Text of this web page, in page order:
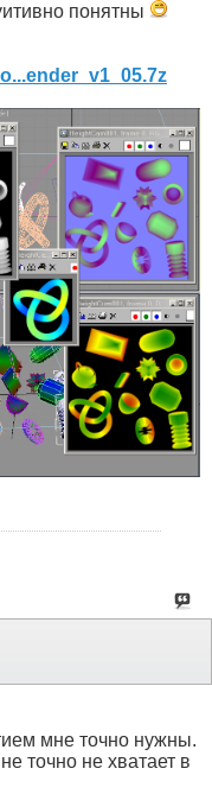
понятны
мне точно нужны.
точно не хватает в